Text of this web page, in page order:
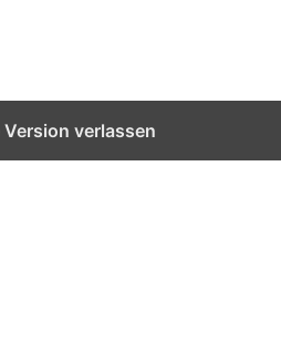
Version verlassen